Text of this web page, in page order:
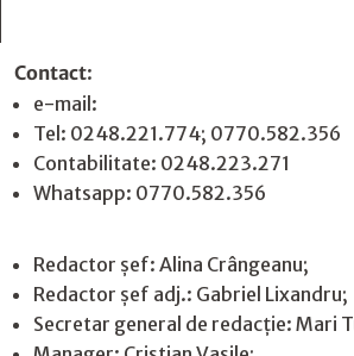
Contact:
e-mail:
Tel: 0248.221.774; 0770.582.356
Contabilitate: 0248.223.271
Whatsapp: 0770.582.356
Redactor șef: Alina Crângeanu;
Redactor șef adj.: Gabriel Lixandru;
Secretar general de redacție: Mari